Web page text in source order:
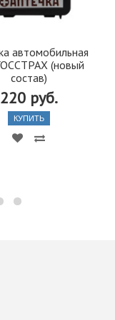
автомобильная
(новый
состав)
220 руб.
КУПИТЬ